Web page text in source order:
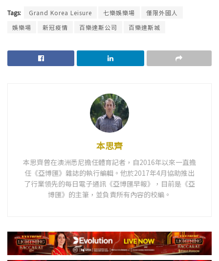
Tags: Grand Korea Leisure 七樂娛樂場
僅限外國人
娛樂場
新冠疫情 百樂達斯公司 百樂達斯城
本思齊
本思齊曾在澳洲悉尼擔任體育記者，自2016年以來一直擔
任《亞博匯》雜誌的執行編輯。他於2017年4月協助推出
了行業領先的每日電子通訊《亞博匯早報》，目前是《亞
博匯》的主筆，並負責所有內容的校編。